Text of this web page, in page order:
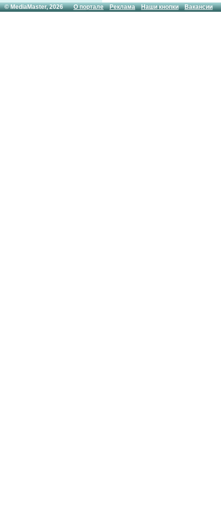
© MediaMaster, 2026О портале Реклама Наши кнопки Вакансии